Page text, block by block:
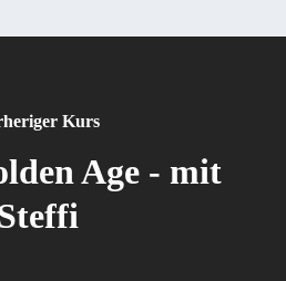
Kurs
Age - mit